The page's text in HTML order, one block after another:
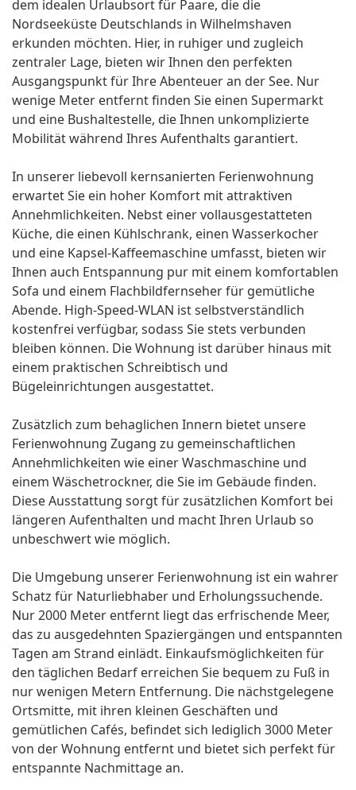
dem idealen Urlaubsort für Paare, die die
Nordseeküste Deutschlands in Wilhelmshaven
erkunden möchten. Hier, in ruhiger und zugleich
zentraler Lage, bieten wir Ihnen den perfekten
Ausgangspunkt für Ihre Abenteuer an der See. Nur
wenige Meter entfernt finden Sie einen Supermarkt
und eine Bushaltestelle, die Ihnen unkomplizierte
Mobilität während Ihres Aufenthalts garantiert.
In unserer liebevoll kernsanierten Ferienwohnung
erwartet Sie ein hoher Komfort mit attraktiven
Annehmlichkeiten. Nebst einer vollausgestatteten
Küche, die einen Kühlschrank, einen Wasserkocher
und eine Kapsel-Kaffeemaschine umfasst, bieten wir
Ihnen auch Entspannung pur mit einem komfortablen
Sofa und einem Flachbildfernseher für gemütliche
Abende. High-Speed-WLAN ist selbstverständlich
kostenfrei verfügbar, sodass Sie stets verbunden
bleiben können. Die Wohnung ist darüber hinaus mit
einem praktischen Schreibtisch und
Bügeleinrichtungen ausgestattet.
Zusätzlich zum behaglichen Innern bietet unsere
Ferienwohnung Zugang zu gemeinschaftlichen
Annehmlichkeiten wie einer Waschmaschine und
einem Wäschetrockner, die Sie im Gebäude finden.
Diese Ausstattung sorgt für zusätzlichen Komfort bei
längeren Aufenthalten und macht Ihren Urlaub so
unbeschwert wie möglich.
Die Umgebung unserer Ferienwohnung ist ein wahrer
Schatz für Naturliebhaber und Erholungssuchende.
Nur 2000 Meter entfernt liegt das erfrischende Meer,
das zu ausgedehnten Spaziergängen und entspannten
Tagen am Strand einlädt. Einkaufsmöglichkeiten für
den täglichen Bedarf erreichen Sie bequem zu Fuß in
nur wenigen Metern Entfernung. Die nächstgelegene
Ortsmitte, mit ihren kleinen Geschäften und
gemütlichen Cafés, befindet sich lediglich 3000 Meter
von der Wohnung entfernt und bietet sich perfekt für
entspannte Nachmittage an.